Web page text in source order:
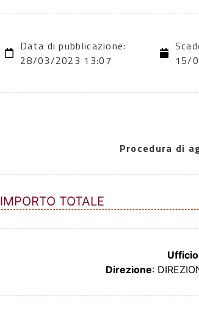
Data di pubblicazione:
28/03/2023 13:07
15/
Procedura di
IMPORTO TOTALE
Ufficio
Direzione: